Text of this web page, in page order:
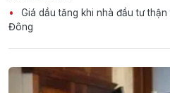
Giá dầu tăng khi nhà đầu tư
Đông